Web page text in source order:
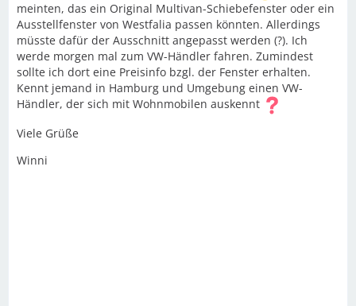
meinten, das ein Original Multivan-Schiebefenster oder ein
Ausstellfenster von Westfalia passen könnten. Allerdings
müsste dafür der Ausschnitt angepasst werden (?). Ich
werde morgen mal zum VW-Händler fahren. Zumindest
sollte ich dort eine Preisinfo bzgl. der Fenster erhalten.
Kennt jemand in Hamburg und Umgebung einen VW-
Händler, der sich mit Wohnmobilen auskennt
Viele Grüße
Winni